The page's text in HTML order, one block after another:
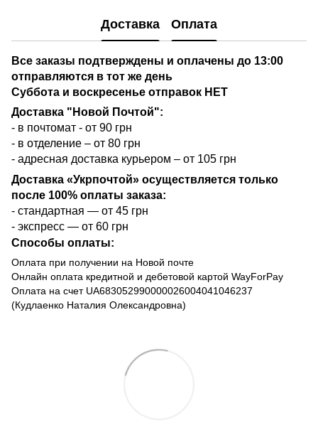
Доставка Оплата
Все заказы подтверждены и оплачены до 13:00
отправляются в тот же день
Суббота и воскресенье отправок НЕТ
Доставка "Новой Почтой":
- в почтомат - от 90 грн
- в отделение – от 80 грн
- адресная доставка курьером – от 105 грн
Доставка «Укрпочтой» осуществляется только
после 100% оплаты заказа:
- стандартная — от 45 грн
- экспресс — от 60 грн
Способы оплаты:
Оплата при получении на Новой почте
Онлайн оплата кредитной и дебетовой картой WayForPay
Оплата на счет UA683052990000026004041046237
(Кудлаенко Наталия Олександровна)